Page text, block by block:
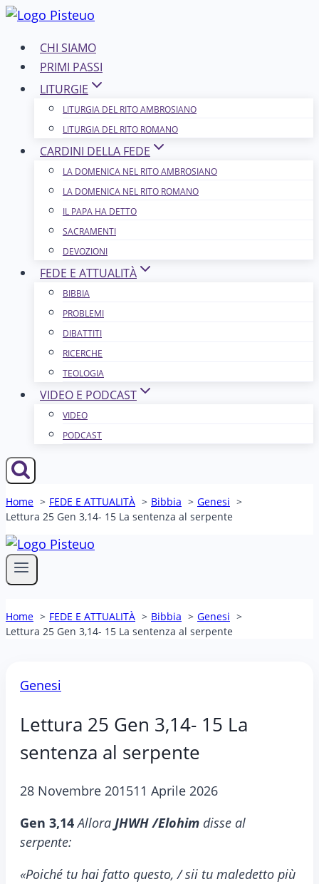
Salta
contenutoCHI SIAMO
PRIMI PASSI
LITURGIE
LITURGIA DEL RITO AMBROSIANO
LITURGIA DEL RITO ROMANO
CARDINI DELLA FEDE
LA DOMENICA NEL R​​​​​​ITO AMBROSIANO
LA DOMENICA NEL RITO ROMANO
IL PAPA HA DETTO
SACRAMENTI
DEVOZIONI
FEDE E ATTUALITÀ
BIBBIA
PROBLEMI
DIBATTITI
RICERCHE
TEOLOGIA
VIDEO E PODCAST
VIDEO
PODCAST
Home FEDE E ATTUALITÀ Bibbia
Genesi
Lettura 25 Gen 3,14- 15 La sentenza al serpente
Home FEDE E ATTUALITÀ Bibbia
Genesi
Lettura 25 Gen 3,14- 15 La sentenza al serpente
Genesi
Lettura 25 Gen 3,14- 15 La
sentenza al serpente
28 Novembre 201511 Aprile 2026
Gen 3,14 Allora JHWH /Elohim disse al
serpente:
«Poiché tu hai fatto questo, / sii tu maledetto più